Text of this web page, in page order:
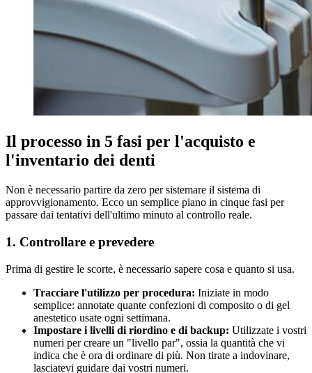
Il processo in 5 fasi per l'acquisto e
l'inventario dei denti
Non è necessario partire da zero per sistemare il sistema di
approvvigionamento. Ecco un semplice piano in cinque fasi per
passare dai tentativi dell'ultimo minuto al controllo reale.
1. Controllare e prevedere
Prima di gestire le scorte, è necessario sapere cosa e quanto si usa.
Tracciare l'utilizzo per procedura: Iniziate in modo
semplice: annotate quante confezioni di composito o di gel
anestetico usate ogni settimana.
Impostare i livelli di riordino e di backup: Utilizzate i vostri
numeri per creare un "livello par", ossia la quantità che vi
indica che è ora di ordinare di più. Non tirate a indovinare,
lasciatevi guidare dai vostri numeri.